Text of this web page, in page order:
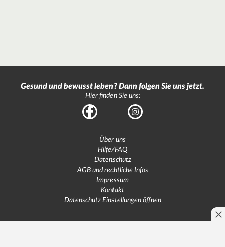
Gesund und bewusst leben? Dann folgen Sie uns jetzt.
Hier finden Sie uns:
Facebook Instagram
Über uns
Hilfe/FAQ
Datenschutz
AGB und rechtliche Infos
Impressum
Kontakt
Datenschutz Einstellungen öffnen